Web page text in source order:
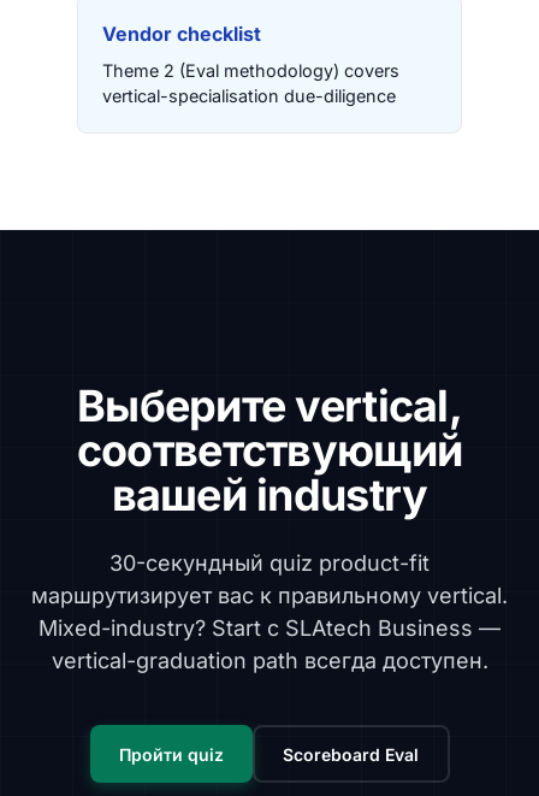
Vendor checklist
Theme 2 (Eval methodology) covers
vertical-specialisation due-diligence
Выберите vertical,
соответствующий
вашей industry
30-секундный quiz product-fit
маршрутизирует вас к правильному vertical.
Mixed-industry? Start с SLAtech Business —
vertical-graduation path всегда доступен.
Пройти quiz Scoreboard Eval